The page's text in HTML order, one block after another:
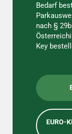
Bedarf
nach §
Key
EURO-